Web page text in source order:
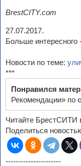
BrestCITY.com
27.07.2017.
Больше интересного
Новости по теме:
***
Понравился
Рекомендации» по
Читайте БрестСИТИ
Поделиться
----------------------